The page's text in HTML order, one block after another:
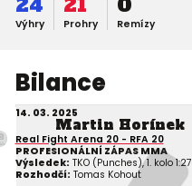
Výhry Prohry Remízy
Bilance
14. 03. 2025
Martin Horínek
Real Fight Arena 20 - RFA 20
PROFESIONÁLNÍ ZÁPAS MMA
Výsledek: TKO (Punches), 1. kolo 1:27
Rozhodčí: Tomas Kohout